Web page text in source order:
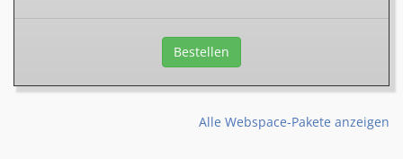
Bestellen
Alle Webspace-Pakete anzeigen